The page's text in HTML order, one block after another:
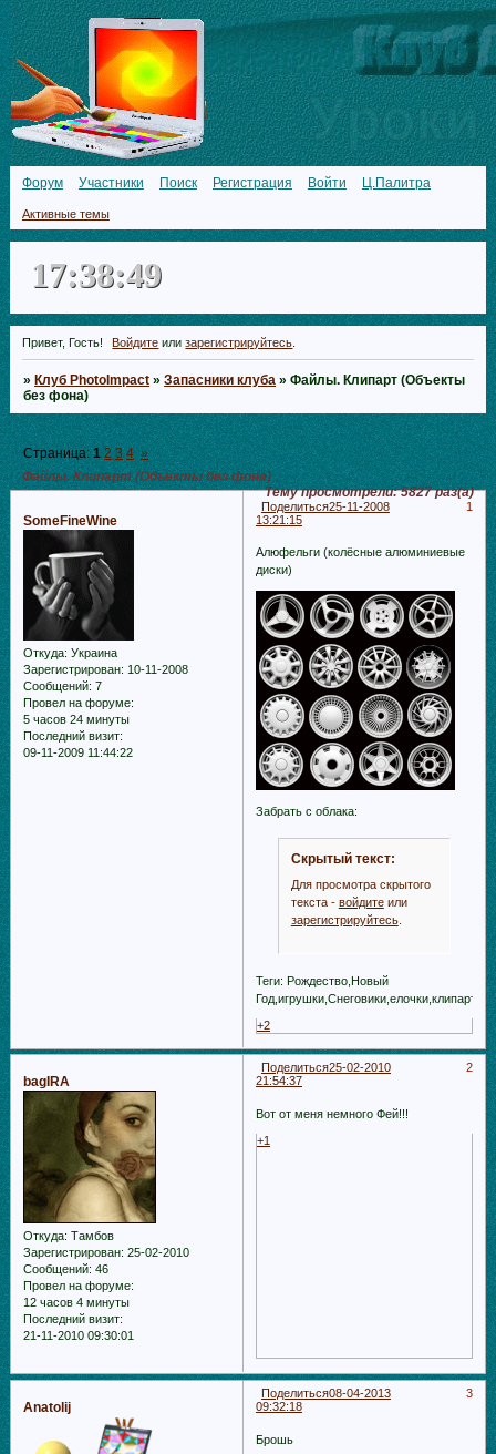
Форум Участники Поиск Регистрация Войти Ц.Палитра
Активные темы
17:38:50
Привет, Гость! Войдите илизарегистрируйтесь
»Клуб PhotoImpact »Запасники клуба »Файлы. Клипарт (Объекты
без фона)
Файлы. Клипарт (Объекты без фона)
Тему просмотрели:5827раз(а)
Страница:1 2 3 4 »
Поделиться 1
25-11-2008
13:21:15
SomeFineWine
Откуда: Украина
Зарегистрирован: 10-11-2008
Сообщений: 7
Провел на форуме:
5 часов 24 минуты
Последний визит:
09-11-2009 11:44:22
Алюфельги (колёсные алюминиевые
диски)
Забрать с облака:
Скрытый текст:
Для просмотра скрытого
текста - войдитеили
зарегистрируйтесь.
Теги: Рождество,Новый
+2
Поделиться 2
25-02-2010
21:54:37
bagIRA
Откуда: Тамбов
Зарегистрирован: 25-02-2010
Сообщений: 46
Провел на форуме:
12 часов 4 минуты
Последний визит:
21-11-2010 09:30:01
Вот от меня немного Фей!!!
+1
Поделиться 3
08-04-2013
09:32:18
Anatolij
Брошь